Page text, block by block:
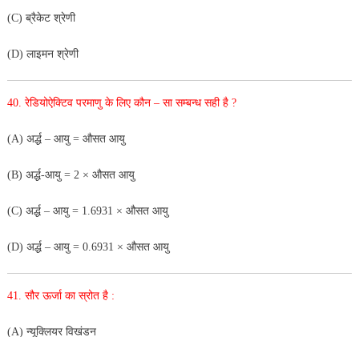
(C) ब्रैकेट श्रेणी
(D) लाइमन श्रेणी
40. रेडियोऐक्टिव परमाणु के लिए कौन – सा सम्बन्ध सही है ?
(A) अर्द्ध – आयु = औसत आयु
(B) अर्द्ध-आयु = 2 × औसत आयु
(C) अर्द्ध – आयु = 1.6931 × औसत आयु
(D) अर्द्ध – आयु = 0.6931 × औसत आयु
41. सौर ऊर्जा का स्रोत है :
(A) न्यूक्लियर विखंडन